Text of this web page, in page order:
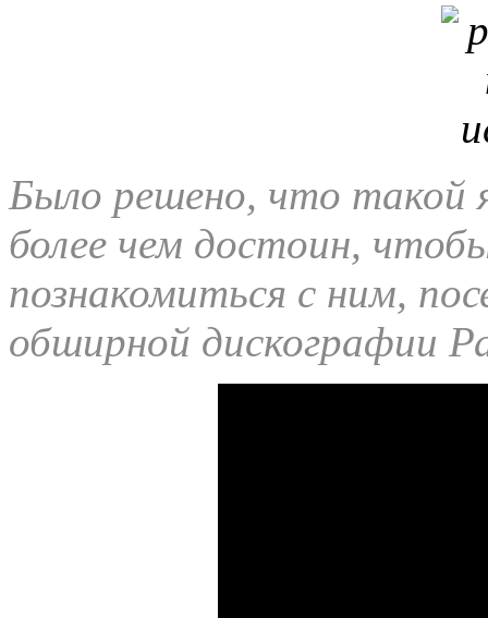
Было решено, что такой
более чем достоин,
познакомиться с ним,
обширной дискографии